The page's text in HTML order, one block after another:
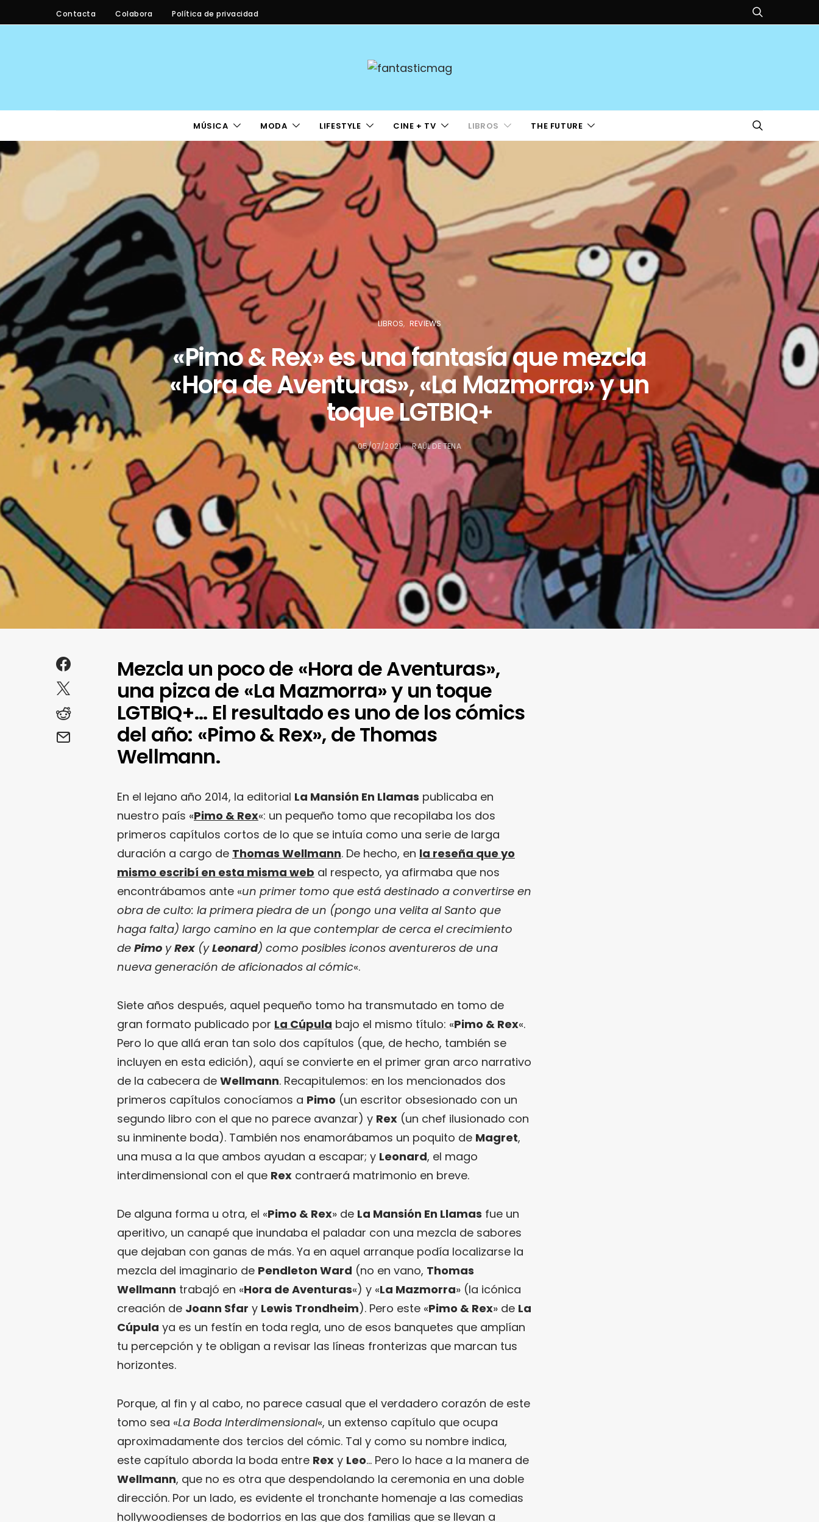
Contacta Colabora Política de privacidad
MÚSICA MODA LIFESTYLE CINE + TV LIBROS THE FUTURE
LIBROS REVIEWS
«Pimo & Rex» es una fantasía que mezcla
«Hora de Aventuras», «La Mazmorra» y un
toque LGTBIQ+
05/07/2021 RAÜL DE TENA
Mezcla un poco de «Hora de Aventuras»,
una pizca de «La Mazmorra» y un toque
LGTBIQ+… El resultado es uno de los cómics
del año: «Pimo & Rex», de Thomas
Wellmann.
En el lejano año 2014, la editorial La Mansión En Llamas publicaba en
nuestro país «Pimo & Rex«: un pequeño tomo que recopilaba los dos
primeros capítulos cortos de lo que se intuía como una serie de larga
duración a cargo de Thomas Wellmann. De hecho, en la reseña que yo
mismo escribí en esta misma web al respecto, ya afirmaba que nos
encontrábamos ante «un primer tomo que está destinado a convertirse en
obra de culto: la primera piedra de un (pongo una velita al Santo que
haga falta) largo camino en la que contemplar de cerca el crecimiento
de Pimo yRex (yLeonard) como posibles iconos aventureros de una
nueva generación de aficionados al cómic«.
Siete años después, aquel pequeño tomo ha transmutado en tomo de
gran formato publicado por La Cúpula bajo el mismo título: «Pimo & Rex«.
Pero lo que allá eran tan solo dos capítulos (que, de hecho, también se
incluyen en esta edición), aquí se convierte en el primer gran arco narrativo
de la cabecera de Wellmann. Recapitulemos: en los mencionados dos
primeros capítulos conocíamos a Pimo (un escritor obsesionado con un
segundo libro con el que no parece avanzar) y Rex (un chef ilusionado con
su inminente boda). También nos enamorábamos un poquito de Magret,
una musa a la que ambos ayudan a escapar; y Leonard, el mago
interdimensional con el que Rex contraerá matrimonio en breve.
De alguna forma u otra, el «Pimo & Rex» de La Mansión En Llamas fue un
aperitivo, un canapé que inundaba el paladar con una mezcla de sabores
que dejaban con ganas de más. Ya en aquel arranque podía localizarse la
mezcla del imaginario de Pendleton Ward (no en vano, Thomas
Wellmann trabajó en «Hora de Aventuras«) y «La Mazmorra» (la icónica
creación de Joann Sfar y Lewis Trondheim). Pero este «Pimo & Rex» de La
Cúpula ya es un festín en toda regla, uno de esos banquetes que amplían
tu percepción y te obligan a revisar las líneas fronterizas que marcan tus
horizontes.
Porque, al fin y al cabo, no parece casual que el verdadero corazón de este
tomo sea «La Boda Interdimensional«, un extenso capítulo que ocupa
aproximadamente dos tercios del cómic. Tal y como su nombre indica,
este capítulo aborda la boda entre Rex y Leo… Pero lo hace a la manera de
Wellmann, que no es otra que despendolando la ceremonia en una doble
dirección. Por un lado, es evidente el tronchante homenaje a las comedias
hollywoodienses de bodorrios en las que dos familias que se llevan a